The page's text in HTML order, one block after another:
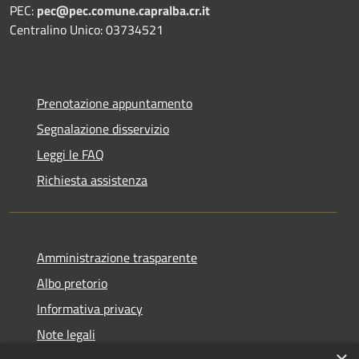
PEC: pec@pec.comune.capralba.cr.it
Centralino Unico: 03734521
Prenotazione appuntamento
Segnalazione disservizio
Leggi le FAQ
Richiesta assistenza
Amministrazione trasparente
Albo pretorio
Informativa privacy
Note legali